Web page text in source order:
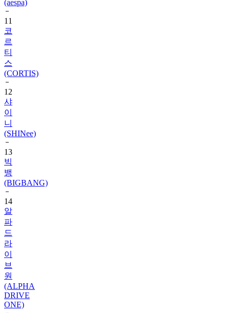
(aespa)
11
코
르
티
스
(CORTIS)
12
샤
이
니
(SHINee)
13
빅
뱅
(BIGBANG)
14
알
파
드
라
이
브
원
(ALPHA
DRIVE
ONE)